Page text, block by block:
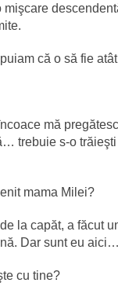
mişcare
că o să fie
mă
trebuie s‑o trăieşti
mama Milei?
la capăt, a făcut
Dar sunt eu aici…
cu tine?